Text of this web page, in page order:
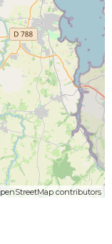
contributors